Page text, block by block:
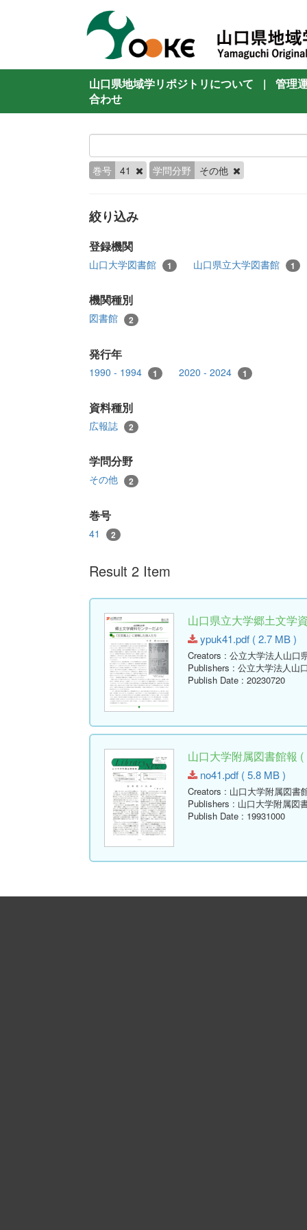
山口県地域学リポジトリについて |
管理
合わせ
巻号 41 学問分野 その他
絞り込み
登録機関
山口大学図書館 1 山口県立大学図書館 1
機関種別
図書館 2
発行年
1990 - 1994 1 2020 - 2024 1
資料種別
広報誌 2
学問分野
その他 2
巻号
41 2
Result 2 Item
山口県立大学郷土文学
ypuk41.pdf ( 2.7 MB )
Creators : 公立大学法人山口
Publishers : 公立大学法人山
Publish Date : 20230720
山口大学附属図書館報
no41.pdf ( 5.8 MB )
Creators : 山口大学附属図書
Publishers : 山口大学附属図
Publish Date : 19931000